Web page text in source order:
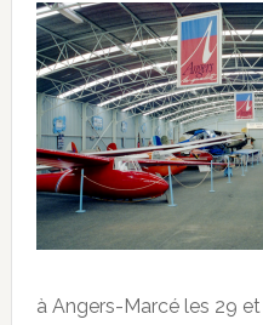
à Angers-Marcé les 29